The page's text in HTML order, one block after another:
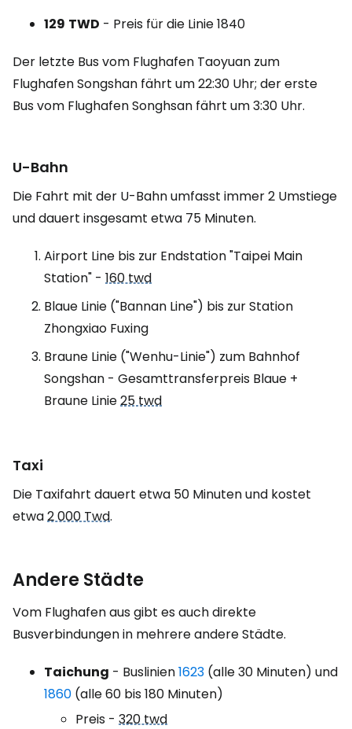
129 TWD - Preis für die Linie 1840
Der letzte Bus vom Flughafen Taoyuan zum
Flughafen Songshan fährt um 22:30 Uhr; der erste
Bus vom Flughafen Songhsan fährt um 3:30 Uhr.
U-Bahn
Die Fahrt mit der U-Bahn umfasst immer 2 Umstiege
und dauert insgesamt etwa 75 Minuten.
Airport Line bis zur Endstation "Taipei Main
Station" - 160 twd
Blaue Linie ("Bannan Line") bis zur Station
Zhongxiao Fuxing
Braune Linie ("Wenhu-Linie") zum Bahnhof
Songshan - Gesamttransferpreis Blaue +
Braune Linie25 twd
Taxi
Die Taxifahrt dauert etwa 50 Minuten und kostet
etwa2 000 Twd.
Andere Städte
Vom Flughafen aus gibt es auch direkte
Busverbindungen in mehrere andere Städte.
Taichung - Buslinien1623 (alle 30 Minuten) und
1860 (alle 60 bis 180 Minuten)
Preis - 320 twd